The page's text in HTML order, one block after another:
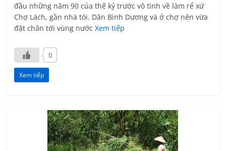
đầu những năm 90 của thế kỷ trước vô tình về làm rể xứ
Chợ Lách, gần nhà tôi. Dân Bình Dương và ở chợ nên vừa
đặt chân tới vùng nướcXem tiếp
0
Xem tiếp